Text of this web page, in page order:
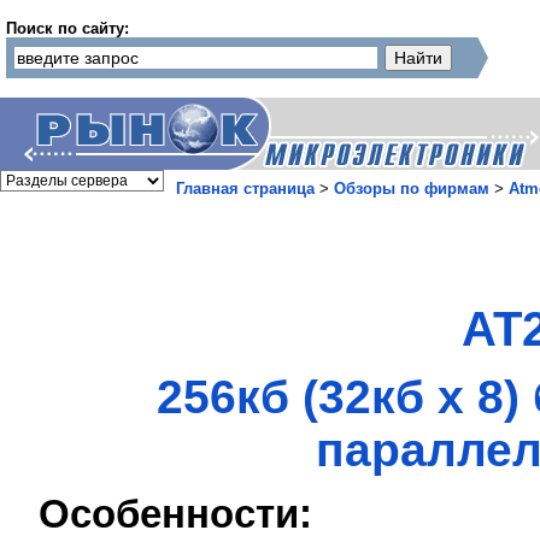
Поиск по сайту:
Главная страница> Обзоры по фирмам >
256кб (32кб x
Особенности: